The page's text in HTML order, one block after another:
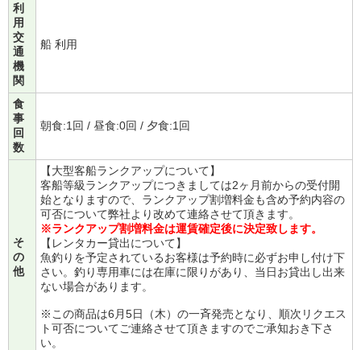
利
用
交
通
機
関
船 利用
食
事
回
数
朝食:1回 / 昼食:0回 / 夕食:1回
そ
の
他
【大型客船ランクアップについて】
客船等級ランクアップにつきましては2ヶ月前からの受付開
始となりますので、ランクアップ割増料金も含め予約内容の
可否について弊社より改めて連絡させて頂きます。
※ランクアップ割増料金は運賃確定後に決定致します。
【レンタカー貸出について】
魚釣りを予定されているお客様は予約時に必ずお申し付け下
さい。釣り専用車には在庫に限りがあり、当日お貸出し出来
ない場合があります。
※この商品は6月5日（木）の一斉発売となり、順次リクエス
ト可否についてご連絡させて頂きますのでご承知おき下さ
い。